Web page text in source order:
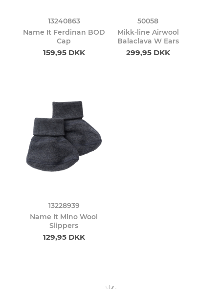
13240863
Name It Ferdinan BOD
Cap
159,95 DKK
50058
Mikk-line Airwool
Balaclava W Ears
299,95 DKK
13228939
Name It Mino Wool
Slippers
129,95 DKK